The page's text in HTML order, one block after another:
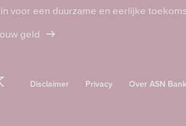
voor een duurzame en eerlijke
geld
Disclaimer Privacy Over ASN Bank